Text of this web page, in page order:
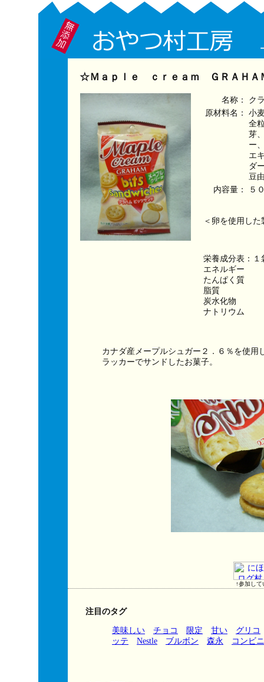
☆Ｍａｐｌｅ ｃｒｅａｍ ＧＲＡＨＡ
名称：
ク
原材料名：
小
全
芽
ー
エ
ダ
豆
内容量：
５
＜卵を使用し
栄養成分表：１
エネルギー　
たんぱく質　
脂質　　　　
炭水化物　　
ナトリウム　　
カナダ産メープルシュガー２．６％を使用
ラッカーでサンドしたお菓子。
↑参加して
注目のタグ
美味しい チョコ 限定 甘い
グリコ
ッテ
Nestle ブルボン 森永 コンビニ